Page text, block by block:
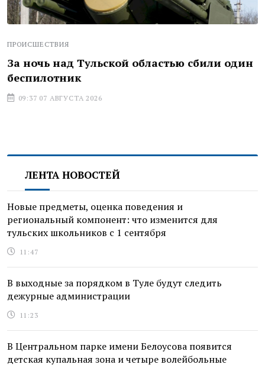
ПРОИСШЕСТВИЯ
За ночь над Тульской областью сбили один
беспилотник
09:37 07 АВГУСТА 2026
ЛЕНТА НОВОСТЕЙ
Новые предметы, оценка поведения и
региональный компонент: что изменится для
тульских школьников с 1 сентября
11:47
В выходные за порядком в Туле будут следить
дежурные администрации
11:23
В Центральном парке имени Белоусова появится
детская купальная зона и четыре волейбольные